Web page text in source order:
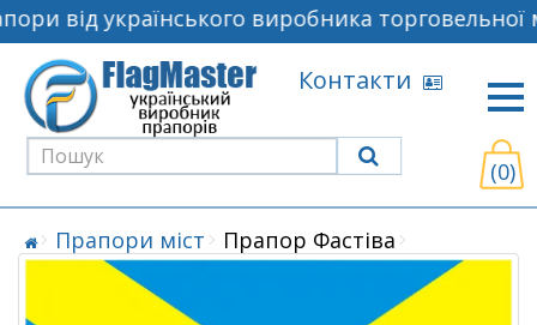
від українського виробника
Контакти
(0)
Прапори міст Прапор Фастіва